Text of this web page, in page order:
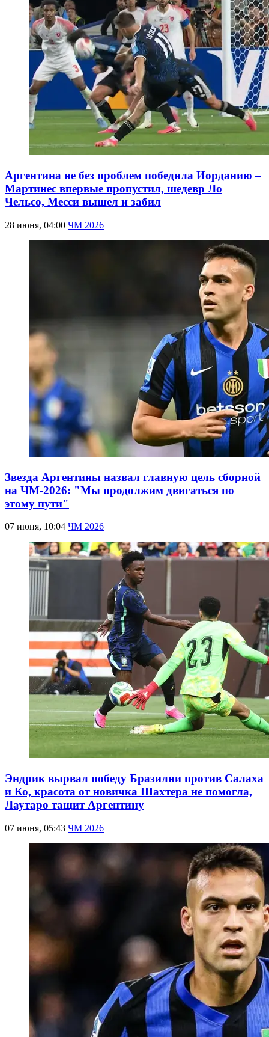
Аргентина не без проблем победила Иорданию –
Мартинес впервые пропустил, шедевр Ло
Чельсо, Месси вышел и забил
28 июня, 04:00 ЧМ 2026
Звезда Аргентины назвал главную цель сборной
на ЧМ-2026: "Мы продолжим двигаться по
этому пути"
07 июня, 10:04 ЧМ 2026
Эндрик вырвал победу Бразилии против Салаха
и Ко, красота от новичка Шахтера не помогла,
Лаутаро тащит Аргентину
07 июня, 05:43 ЧМ 2026